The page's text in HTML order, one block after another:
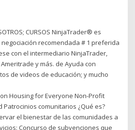
CURSOS NinjaTrader® es
recomendada # 1 preferida
con el intermediario NinjaTrader,
y más. de Ayuda con
de videos de educación; y mucho
Housing for Everyone Non-Profit
Patrocinios comunitarios ¿Qué es?
el bienestar de las comunidades a
Concurso de subvenciones que